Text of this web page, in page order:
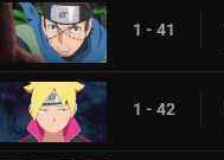
1 - 41
1 - 42